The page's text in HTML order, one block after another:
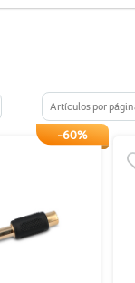
Artículos por
-60%